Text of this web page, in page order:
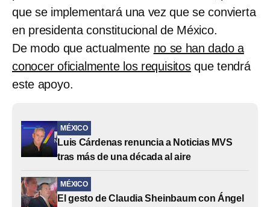
que se implementará una vez que se convierta
en presidenta constitucional de México.
De modo que actualmente no se han dado a
conocer oficialmente los requisitosque tendrá
este apoyo.
MÉXICO
Luis Cárdenas renuncia a Noticias MVS
tras más de una década al aire
MÉXICO
El gesto de Claudia Sheinbaum con Ángel